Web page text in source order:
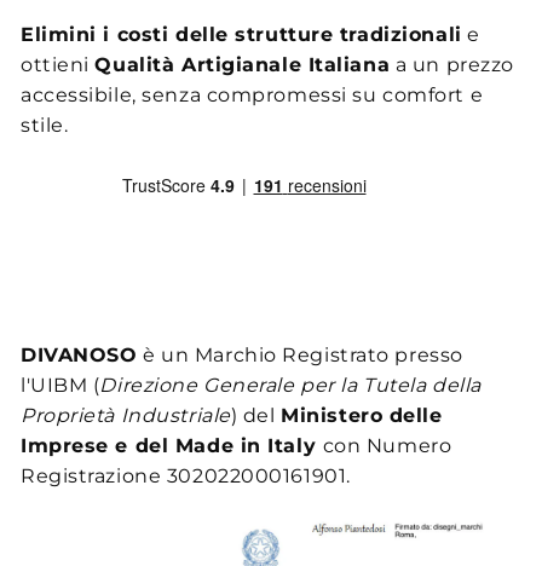
Elimini i costi delle strutture tradizionali e
ottieniQualità Artigianale Italiana a un prezzo
accessibile, senza compromessi su comfort e
stile.
DIVANOSO è un Marchio Registrato presso
l'UIBM (Direzione Generale per la Tutela della
Proprietà Industriale) del
Ministero delle
Imprese e del Made in Italy con Numero
Registrazione 302022000161901.